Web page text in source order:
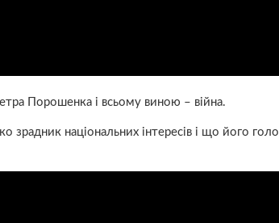
Порошенка і всьому виною – війна.
національних інтересів і що його